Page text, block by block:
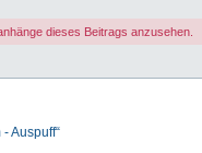
dieses Beitrags anzusehen.
Auspuff“